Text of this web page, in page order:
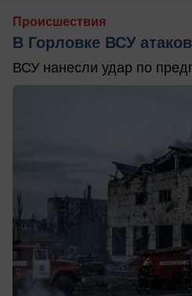
Происшествия
В Горловке ВСУ
ВСУ нанесли удар по